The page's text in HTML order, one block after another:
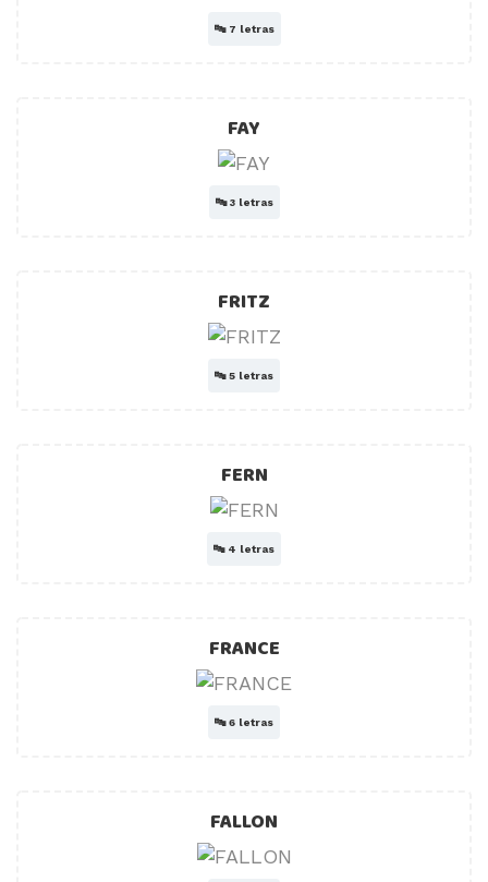
🔤 7 letras
FAY
🔤3 letras
FRITZ
🔤5 letras
FERN
🔤 4 letras
FRANCE
🔤6 letras
FALLON